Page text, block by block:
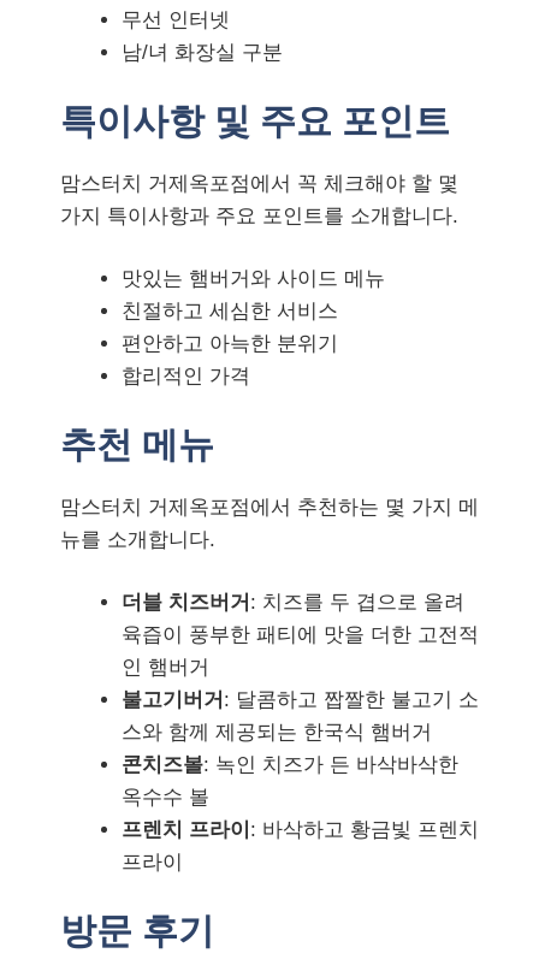
무선 인터넷
남/녀 화장실 구분
특이사항 및 주요 포인트
맘스터치 거제옥포점에서 꼭 체크해야 할 몇
가지 특이사항과 주요 포인트를 소개합니다.
맛있는 햄버거와 사이드 메뉴
친절하고 세심한 서비스
편안하고 아늑한 분위기
합리적인 가격
추천 메뉴
맘스터치 거제옥포점에서 추천하는 몇 가지 메
뉴를 소개합니다.
더블 치즈버거 : 치즈를 두 겹으로 올려
육즙이 풍부한 패티에 맛을 더한 고전적
인 햄버거
불고기버거 : 달콤하고 짭짤한 불고기 소
스와 함께 제공되는 한국식 햄버거
콘치즈볼: 녹인 치즈가 든 바삭바삭한
옥수수 볼
프렌치 프라이 : 바삭하고 황금빛 프렌치
프라이
방문 후기